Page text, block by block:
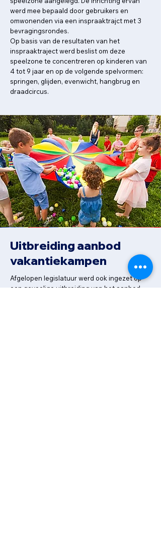
werd mee bepaald door gebruikers en
omwonenden via een inspraaktrajct met 3
bevragingsrondes.
Op basis van de resultaten van het
inspraaktraject werd beslist om deze
speelzone te concentreren op kinderen van
4 tot 9 jaar en op de volgende spelvormen:
springen, glijden, evenwicht, hangbrug en
draadcircus.
Uitbreiding aanbod
vakantiekampen
Afgelopen legislatuur werd ook ingezet op
een gevoelige uitbreiding van het aanbod